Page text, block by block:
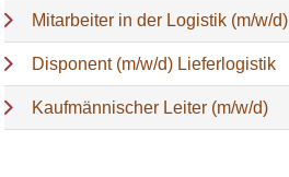
Mitarbeiter in der Logistik (m/w/d)
Disponent (m/w/d) Lieferlogistik
Kaufmännischer Leiter (m/w/d)